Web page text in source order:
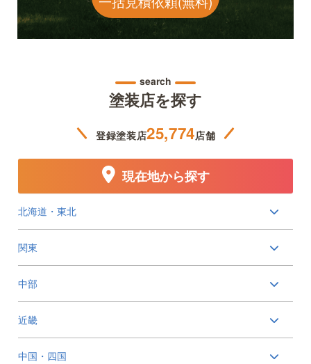
search
塗装店を探す
登録塗装店25,774店舗
北海道・東北
関東
中部
近畿
中国・四国
現在地から探す